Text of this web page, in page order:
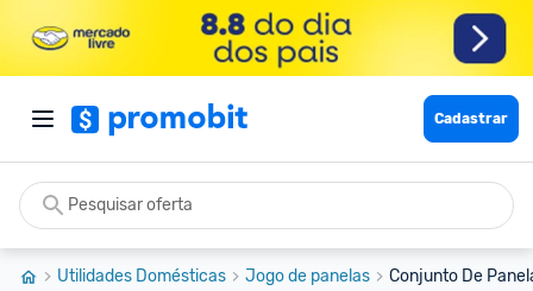
Cadastrar
Utilidades Domésticas Jogo de panelas Conjunto De